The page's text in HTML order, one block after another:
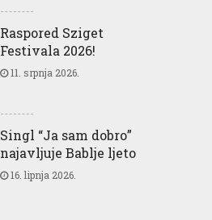
Raspored Sziget
Festivala 2026!
11. srpnja 2026.
Singl “Ja sam dobro”
najavljuje Bablje ljeto
16. lipnja 2026.